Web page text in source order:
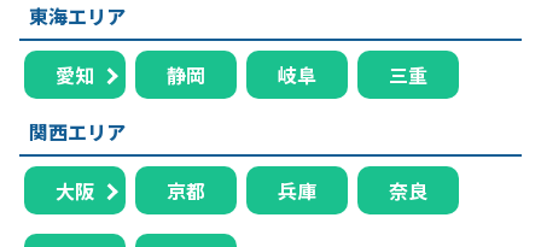
東海エリア
愛知 静岡 岐阜
三重
関西エリア
大阪 京都 兵庫 奈良